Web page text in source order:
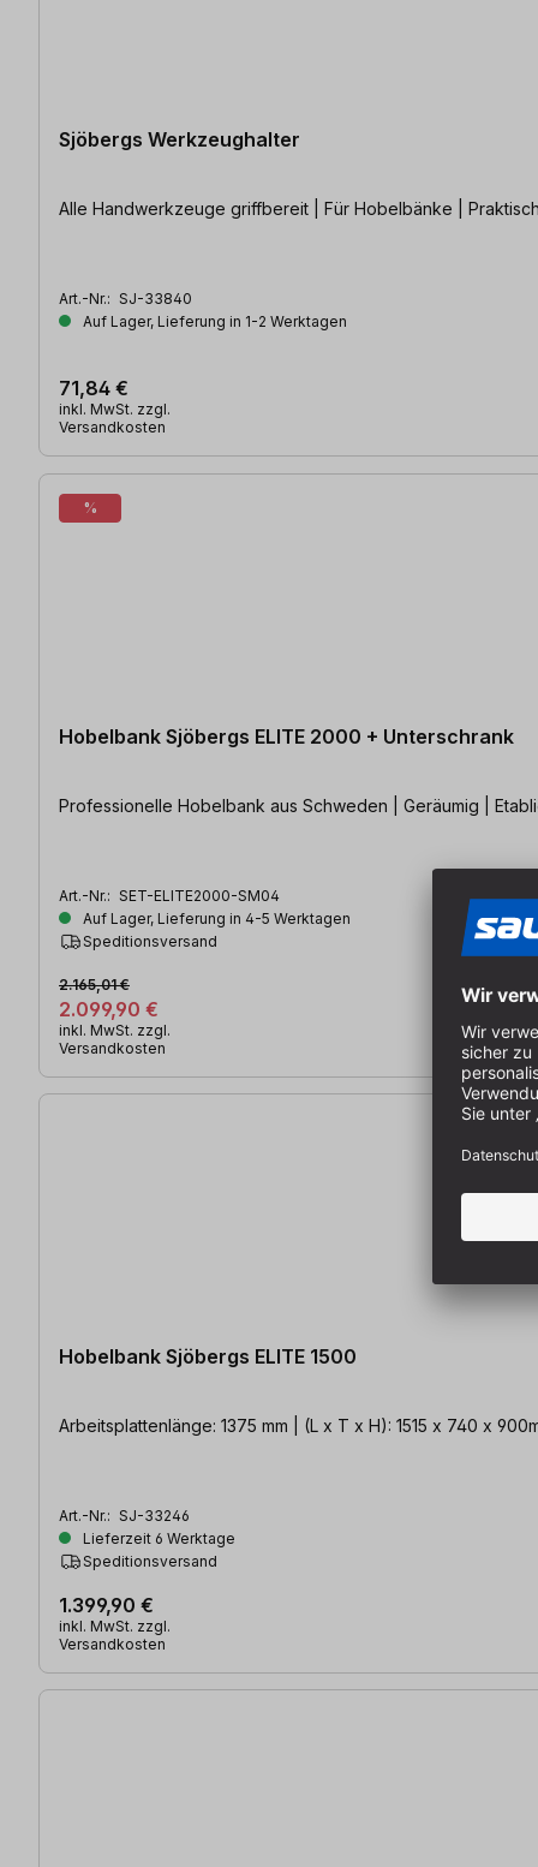
Sjöbergs Werkzeughalter
Alle Handwerkzeuge griffbereit | Für Hobelbänke |
Art.-Nr.: SJ-33840
Auf Lager, Lieferung in 1-2 Werktagen
71,84 €
inkl. MwSt. zzgl.
Versandkosten
%
Hobelbank Sjöbergs ELITE 2000 + Unterschrank
Professionelle Hobelbank aus Schweden | Geräumig |
Art.-Nr.: SET-ELITE2000-SM04
Auf Lager, Lieferung in 4-5 Werktagen
Speditionsversand
2.099,90 €
2.165,01 €
inkl. MwSt. zzgl.
Versandkosten
Hobelbank Sjöbergs ELITE 1500
Arbeitsplattenlänge: 1375 mm | (L x T x
Art.-Nr.: SJ-33246
Lieferzeit 6 Werktage
Speditionsversand
1.399,90 €
inkl. MwSt. zzgl.
Versandkosten